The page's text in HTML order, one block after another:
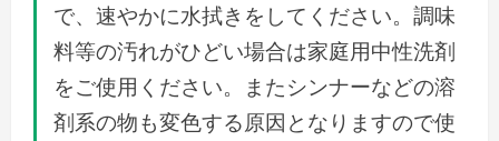
で、速やかに水拭きをしてください。調味
料等の汚れがひどい場合は家庭用中性洗剤
をご使用ください。またシンナーなどの溶
剤系の物も変色する原因となりますので使